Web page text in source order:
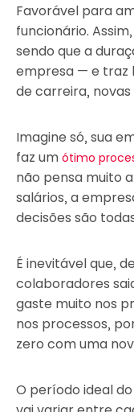
Favorável para
funcionário.
sendo que a
empresa — e traz
de carreira,
Imagine só, sua
faz um ótimo
não pensa muito
salários, a
decisões são
É inevitável que,
colaboradores
gaste muito nos
nos processos,
zero com uma
O período ideal